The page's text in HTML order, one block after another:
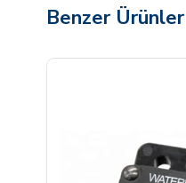
Benzer Ürünler